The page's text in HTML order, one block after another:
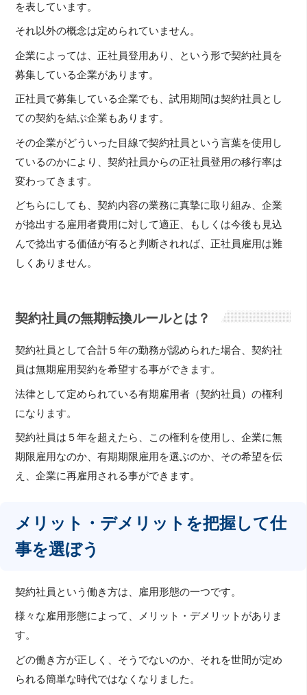
を表しています。
それ以外の概念は定められていません。
企業によっては、正社員登用あり、という形で契約社員を
募集している企業があります。
正社員で募集している企業でも、試用期間は契約社員とし
ての契約を結ぶ企業もあります。
その企業がどういった目線で契約社員という言葉を使用し
ているのかにより、契約社員からの正社員登用の移行率は
変わってきます。
どちらにしても、契約内容の業務に真摯に取り組み、企業
が捻出する雇用者費用に対して適正、もしくは今後も見込
んで捻出する価値が有ると判断されれば、正社員雇用は難
しくありません。
契約社員の無期転換ルールとは？
契約社員として合計５年の勤務が認められた場合、契約社
員は無期雇用契約を希望する事ができます。
法律として定められている有期雇用者（契約社員）の権利
になります。
契約社員は５年を超えたら、この権利を使用し、企業に無
期限雇用なのか、有期期限雇用を選ぶのか、その希望を伝
え、企業に再雇用される事ができます。
メリット・デメリットを把握して仕
事を選ぼう
契約社員という働き方は、雇用形態の一つです。
様々な雇用形態によって、メリット・デメリットがありま
す。
どの働き方が正しく、そうでないのか、それを世間が定め
られる簡単な時代ではなくなりました。